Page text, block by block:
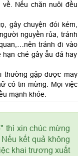
Nếu chăn nuôi đều
gây chuyện đói kém,
nguyền rủa, tránh
tránh đi vào
ché gây ẩu đả hay
thường gặp được may
có tin mừng. Mọi việc
mạnh khỏe.
thì xin chúc mừng
kết quả không
khai trương xuất